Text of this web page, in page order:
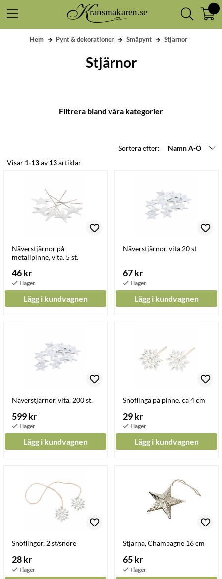
Hem Pynt & dekorationer Småpynt Stjärnor
Stjärnor
Filtrera bland våra kategorier
Sortera efter:
Namn A-Ö
Visar 1-13av 13artiklar
Näverstjärnor på
metallpinne, vita. 5 st.
46 kr
Lägg i kundvagnen
Näverstjärnor, vita 20 st
67 kr
Lägg i kundvagnen
Näverstjärnor, vita. 200 st.
599 kr
Lägg i kundvagnen
Snöflinga på pinne. ca 4 cm
29 kr
Lägg i kundvagnen
Snöflingor, 2 st/snöre
28 kr
Stjärna, Champagne 16 cm
65 kr